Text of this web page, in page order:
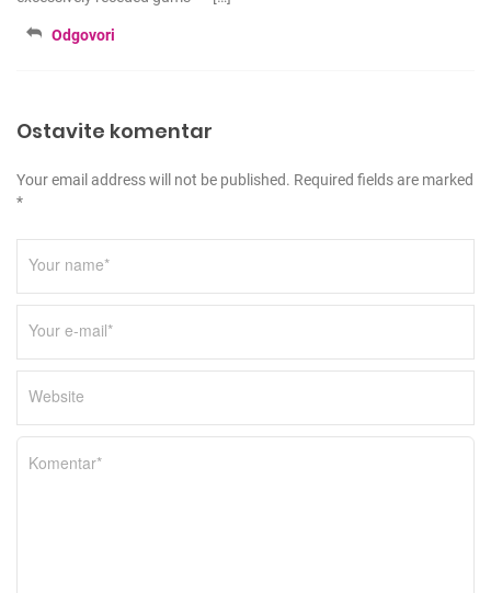
Odgovori
Ostavite komentar
Your email address will not be published. Required fields are marked
*